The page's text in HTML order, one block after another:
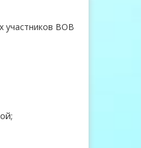
участников ВОВ